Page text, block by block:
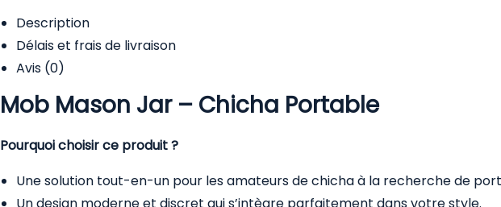
Description
Délais et frais de livraison
Avis (0)
Mob Mason Jar – Chicha Portable
Pourquoi choisir ce produit ?
Une solution tout-en-un pour les amateurs de chicha à la recherche de
Un design moderne et discret qui s’intègre parfaitement dans votre style.